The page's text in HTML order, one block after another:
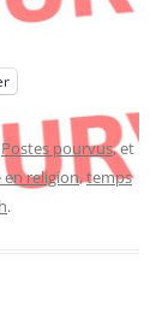
Postes pourvus, et
en religion,temps
.